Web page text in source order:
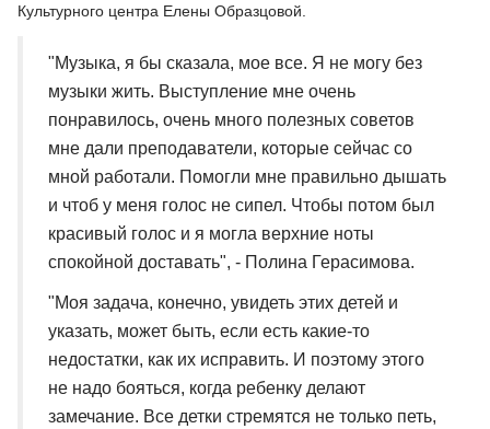
Культурного центра Елены Образцовой.
"Музыка, я бы сказала, мое все. Я не могу без
музыки жить. Выступление мне очень
понравилось, очень много полезных советов
мне дали преподаватели, которые сейчас со
мной работали. Помогли мне правильно дышать
и чтоб у меня голос не сипел. Чтобы потом был
красивый голос и я могла верхние ноты
спокойной доставать", - Полина Герасимова.
"Моя задача, конечно, увидеть этих детей и
указать, может быть, если есть какие-то
недостатки, как их исправить. И поэтому этого
не надо бояться, когда ребенку делают
замечание. Все детки стремятся не только петь,